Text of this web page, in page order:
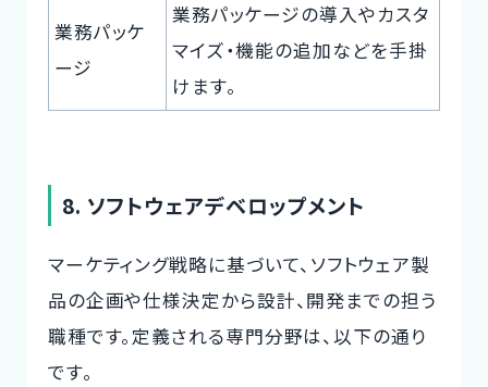
業務パッケ
ージ
業務パッケージの導入やカスタ
マイズ・機能の追加などを手掛
けます。
8. ソフトウェアデベロップメント
マーケティング戦略に基づいて、ソフトウェア製
品の企画や仕様決定から設計、開発までの担う
職種です。定義される専門分野は、以下の通り
です。